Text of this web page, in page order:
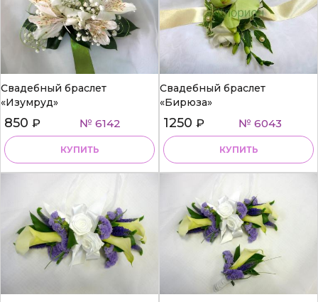
Свадебный браслет
«Изумруд»
850 ₽ № 6142
КУПИТЬ
Свадебный браслет
«Бирюза»
1250 ₽ № 6043
КУПИТЬ